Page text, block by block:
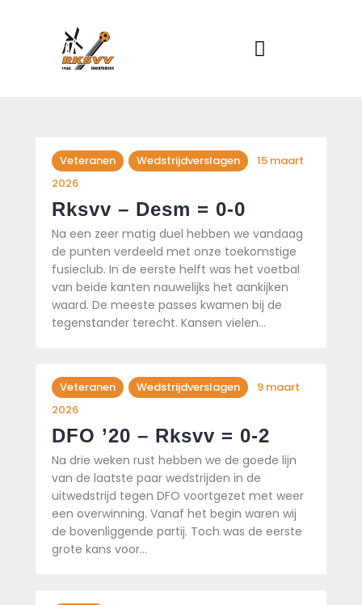
Actueel
Teams
Contact
Veteranen Wedstrijdverslagen
15 maart
2026
Rksvv – Desm = 0-0
Na een zeer matig duel hebben we vandaag
de punten verdeeld met onze toekomstige
fusieclub. In de eerste helft was het voetbal
van beide kanten nauwelijks het aankijken
waard. De meeste passes kwamen bij de
tegenstander terecht. Kansen vielen…
Veteranen Wedstrijdverslagen
9 maart
2026
DFO ’20 – Rksvv = 0-2
Na drie weken rust hebben we de goede lijn
van de laatste paar wedstrijden in de
uitwedstrijd tegen DFO voortgezet met weer
een overwinning. Vanaf het begin waren wij
de bovenliggende partij. Toch was de eerste
grote kans voor…